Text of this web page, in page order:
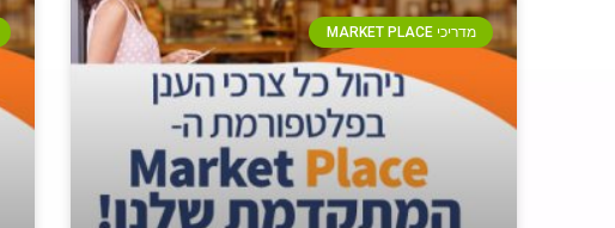
מדריכי MARKET PLACE